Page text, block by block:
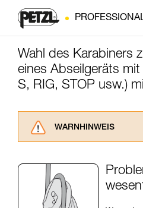
Wahl des Karabiners
eines Abseilgeräts mit
S, RIG, STOP usw.)
WARNHINWEIS
aufmerksam durch,
ziehen. Um diese
verstehen zu können,